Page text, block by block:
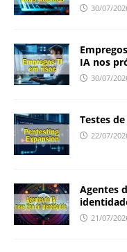
30/07/
IA nos
30/07/
Testes
22/07/
Agentes
21/07/